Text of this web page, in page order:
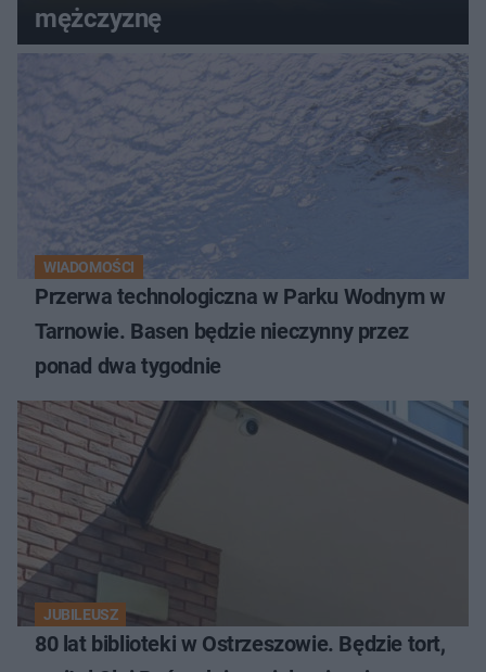
mężczyznę
WIADOMOŚCI
Przerwa technologiczna w Parku Wodnym w
Tarnowie. Basen będzie nieczynny przez
ponad dwa tygodnie
JUBILEUSZ
80 lat biblioteki w Ostrzeszowie. Będzie tort,